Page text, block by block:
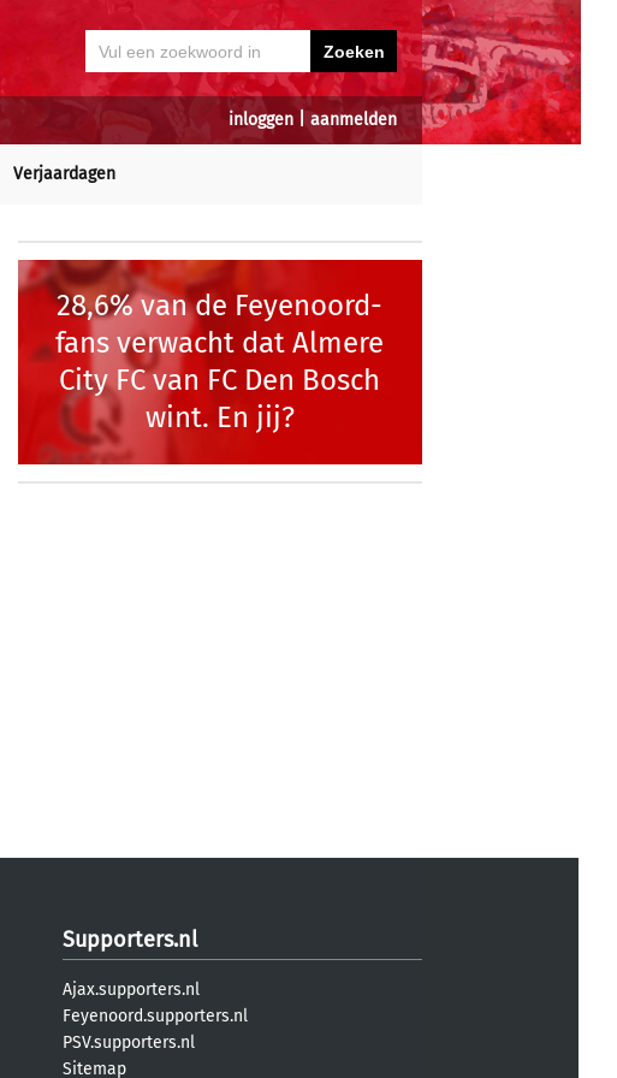
inloggen aanmelden
Verjaardagen
28,6% van de Feyenoord-
fans verwacht dat Almere
City FC van FC Den Bosch
wint. En jij?
Supporters.nl
Ajax.supporters.nl
Feyenoord.supporters.nl
PSV.supporters.nl
Sitemap